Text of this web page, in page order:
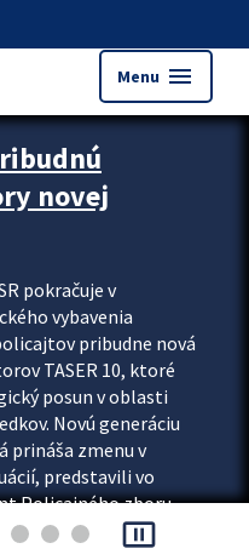
Menu menu
novej
pokračuje v
vybavenia
pribudne nová
TASER 10, ktoré
posun v oblasti
Novú generáciu
prináša zmenu v
predstavili vo
Policajného zboru
výcviku...
pause_presentation